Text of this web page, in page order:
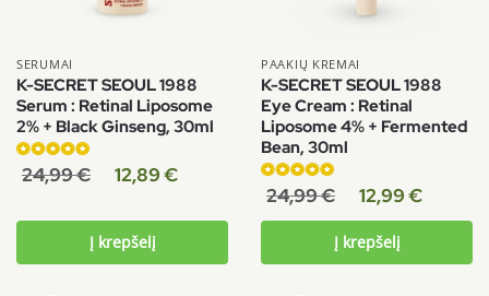
SERUMAI
K-SECRET SEOUL 1988
Serum : Retinal Liposome
2% + Black Ginseng, 30ml
Įvertinimas:
iš 5
24,99€ 12,89€
Į krepšelį
PAAKIŲ KREMAI
K-SECRET SEOUL 1988
Eye Cream : Retinal
Liposome 4% + Fermented
Bean, 30ml
Įvertinimas:
iš 5
24,99€ 12,99€
Į krepšelį